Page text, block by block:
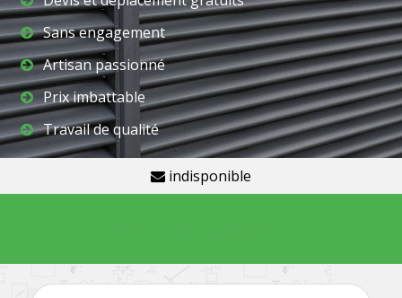
Sans engagement
Artisan passionné
Prix imbattable
Travail de qualité
indisponible